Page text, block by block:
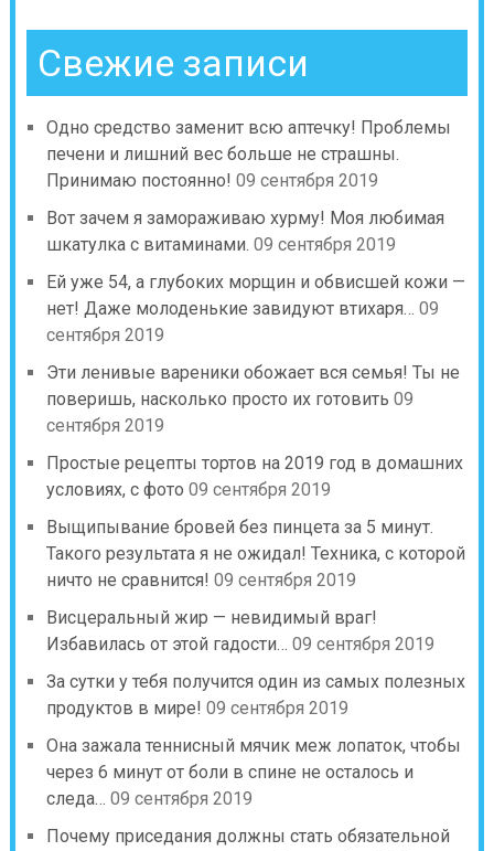
Свежие записи
Одно средство заменит всю аптечку! Проблемы
печени и лишний вес больше не страшны.
Принимаю постоянно! 09 сентября 2019
Вот зачем я замораживаю хурму! Моя любимая
шкатулка с витаминами. 09 сентября 2019
Ей уже 54, а глубоких морщин и обвисшей кожи —
нет! Даже молоденькие завидуют втихаря… 09
сентября 2019
Эти ленивые вареники обожает вся семья! Ты не
поверишь, насколько просто их готовить 09
сентября 2019
Простые рецепты тортов на 2019 год в домашних
условиях, с фото 09 сентября 2019
Выщипывание бровей без пинцета за 5 минут.
Такого результата я не ожидал! Техника, с которой
ничто не сравнится! 09 сентября 2019
Висцеральный жир — невидимый враг!
Избавилась от этой гадости… 09 сентября 2019
За сутки у тебя получится один из самых полезных
продуктов в мире! 09 сентября 2019
Она зажала теннисный мячик меж лопаток, чтобы
через 6 минут от боли в спине не осталось и
следа… 09 сентября 2019
Почему приседания должны стать обязательной